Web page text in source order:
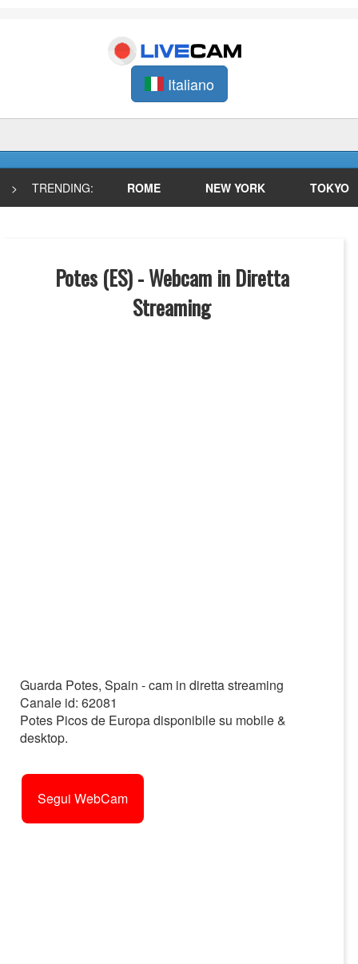
Italiano
> TRENDING: ROME NEW YORK TOKYO
Potes (ES) - Webcam in Diretta
Streaming
Guarda Potes, Spain - cam in diretta streaming
Canale id: 62081
Potes Picos de Europa disponibile su mobile &
desktop.